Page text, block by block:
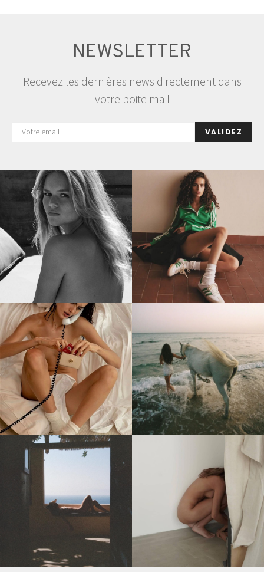
NEWSLETTER
Recevez les dernières news directement dans
votre boite mail
VALIDEZ